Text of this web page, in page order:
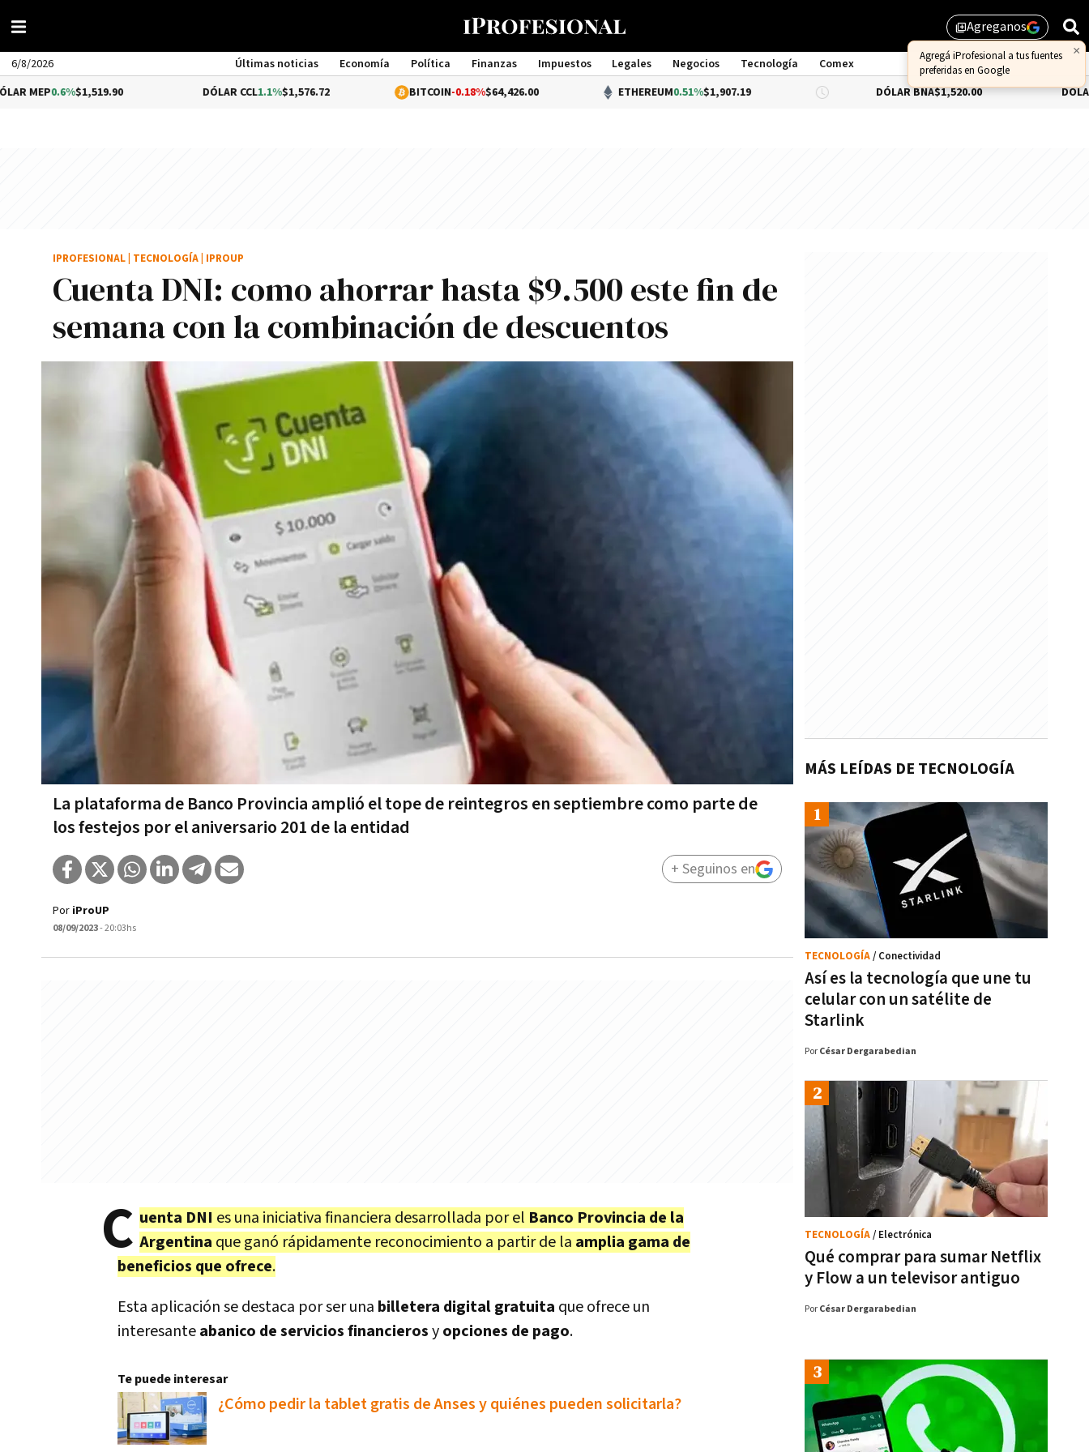
library_addAgreganos
×
Agregá iProfesional a tus fuentes
preferidas en Google
6/8/2026 Últimas noticias Economía Política Finanzas Impuestos Legales Negocios Tecnología
Comex
Management
$1,519.90 1.1%$1,576.72 BITCOIN-0.18%$64,426.00 ETHEREUM 0.51%$1,907.19 DÓLAR BNA$1,520.00 DÓLAR BLUE-
Cuenta DNI: como ahorrar hasta $9.500 este fin de
semana con la combinación de descuentos
La plataforma de Banco Provincia amplió el tope de reintegros en septiembre como parte de
los festejos por el aniversario 201 de la entidad
IPROFESIONAL TECNOLOGÍA IPROUP
Por iProUP
08/09/2023- 20:03hs
+ Seguinos en
C uenta DNI es una iniciativa financiera desarrollada por el Banco Provincia de la
Argentina que ganó rápidamente reconocimiento a partir de la amplia gama de
beneficios que ofrece.
Esta aplicación se destaca por ser una billetera digital gratuita que ofrece un
interesanteabanico de servicios financierosyopciones de pago.
Te puede interesar
¿Cómo pedir la tablet gratis de Anses y quiénes pueden solicitarla?
MÁS LEÍDAS DE TECNOLOGÍA
Así es la tecnología que une tu
celular con un satélite de
Starlink
TECNOLOGÍA/ Conectividad
Por César Dergarabedian
Qué comprar para sumar Netflix
y Flow a un televisor antiguo
TECNOLOGÍA/ Electrónica
Por César Dergarabedian